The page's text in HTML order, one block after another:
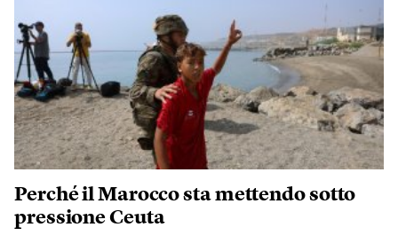
Perché il Marocco sta mettendo sotto
pressione Ceuta